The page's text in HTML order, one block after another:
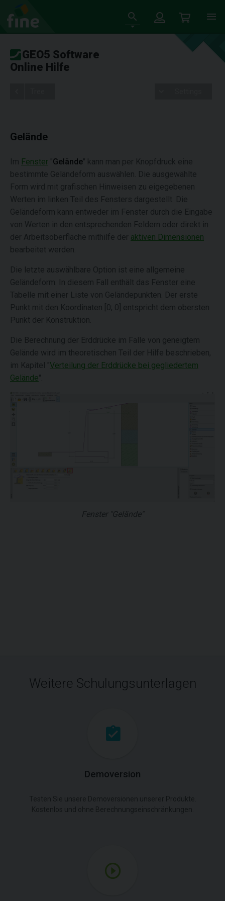
GEO5 Software
Online Hilfe
Gelände
Im Fenster "Gelände" kann man per Knopfdruck eine
bestimmte Geländeform auswählen. Die ausgewählte
Form wird mit grafischen Hinweisen zu eigegebenen
Werten im linken Teil des Fensters dargestellt. Die
Geländeform kann entweder im Fenster durch die Eingabe
von Werten in den entsprechenden Feldern oder direkt in
der Arbeitsoberfläche mithilfe der aktiven Dimensionen
bearbeitet werden.
Die letzte auswählbare Option ist eine allgemeine
Geländeform. In diesem Fall enthält das Fenster eine
Tabelle mit einer Liste von Geländepunkten. Der erste
Punkt mit den Koordinaten [0; 0] entspricht dem obersten
Punkt der Konstruktion.
Die Berechnung der Erddrücke im Falle von geneigtem
Gelände wird im theoretischen Teil der Hilfe beschrieben,
im Kapitel "Verteilung der Erddrücke bei gegliedertem
Gelände".
Fenster "Gelände"
Weitere Schulungsunterlagen
Demoversion